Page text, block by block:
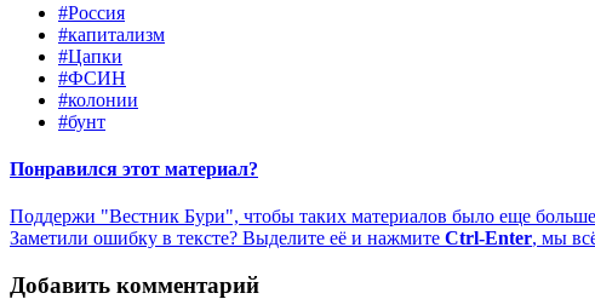
#Россия
#капитализм
#Цапки
#ФСИН
#колонии
#бунт
Понравился этот материал?
Поддержи "Вестник Бури", чтобы таких материалов было еще
Заметили ошибку в тексте? Выделите её и нажмите Ctrl-Enter, мы
Добавить комментарий